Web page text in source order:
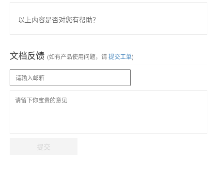
以上内容是否对您有帮助？
文档反馈 (如有产品使用问题，请提交工单)
提交